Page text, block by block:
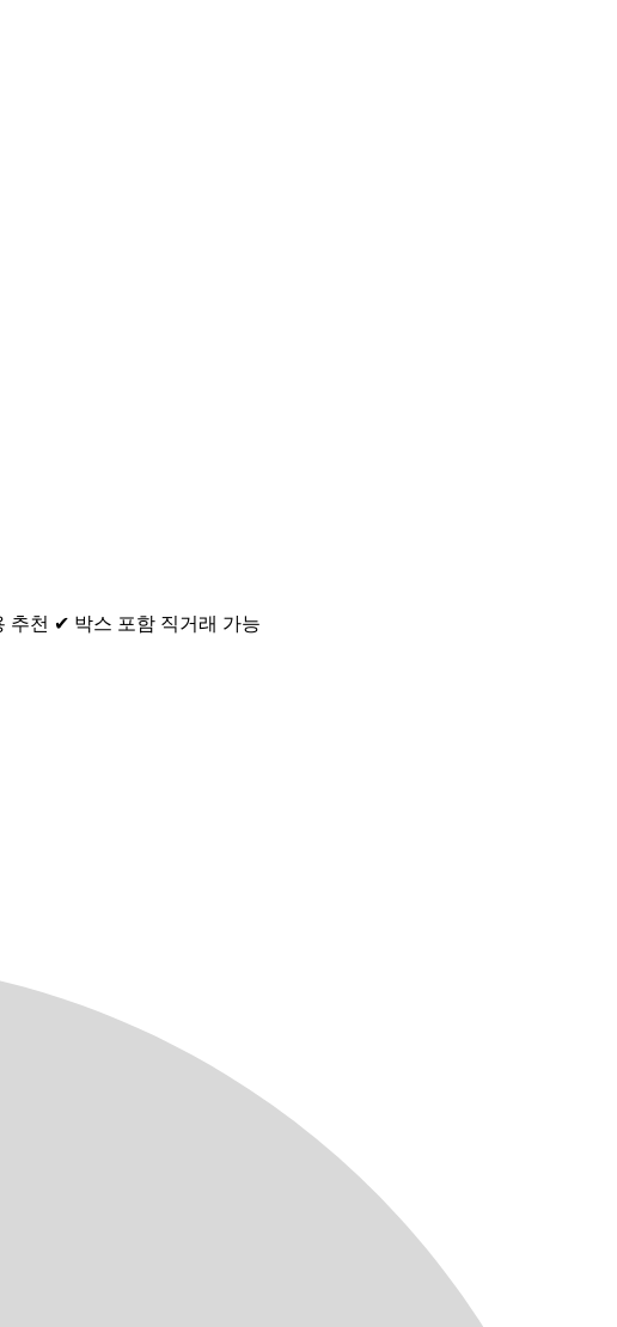
추천 ✔ 박스 포함 직거래 가능